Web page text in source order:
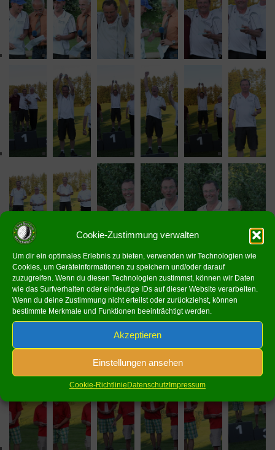
Cookie-Zustimmung verwalten
Um dir ein optimales Erlebnis zu bieten, verwenden wir Technologien wie
Cookies, um Geräteinformationen zu speichern und/oder darauf
zuzugreifen. Wenn du diesen Technologien zustimmst, können wir Daten
wie das Surfverhalten oder eindeutige IDs auf dieser Website verarbeiten.
Wenn du deine Zustimmung nicht erteilst oder zurückziehst, können
bestimmte Merkmale und Funktionen beeinträchtigt werden.
Akzeptieren
Einstellungen ansehen
Cookie-Richtlinie Datenschutz Impressum